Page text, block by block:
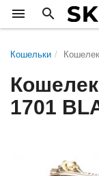
Кошельки
1701